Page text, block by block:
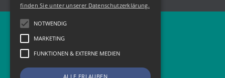
Kontakt
finden Sie unter unserer Datenschutzerklärung.
NOTWENDIG
MARKETING
FUNKTIONEN & EXTERNE MEDIEN
ALLE ERLAUBEN